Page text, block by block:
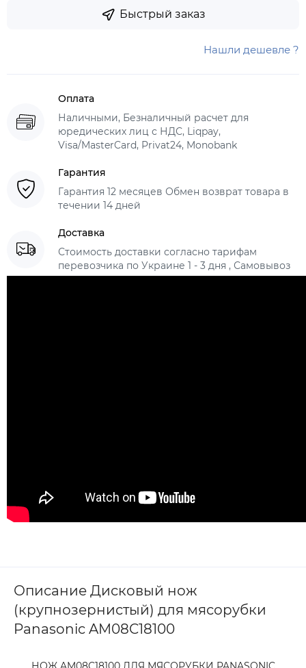
Быстрый заказ
Нашли дешевле ?
Оплата
Наличными, Безналичный расчет для
юредических лиц с НДС, Liqpay,
Visa/MasterCard, Privat24, Monobank
Гарантия
Гарантия 12 месяцев Обмен возврат товара в
течении 14 дней
Доставка
Стоимость доставки согласно тарифам
перевозчика по Украине 1 - 3 дня , Самовывоз
Описание Дисковый нож
(крупнозернистый) для мясорубки
Panasonic AM08C18100